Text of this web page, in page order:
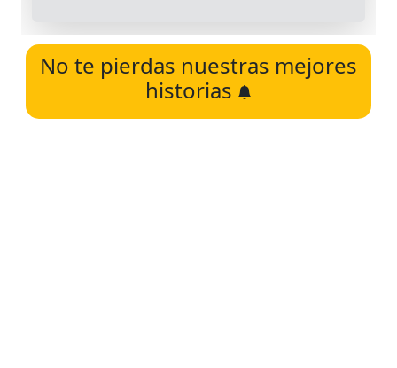
No te pierdas nuestras mejores
historias